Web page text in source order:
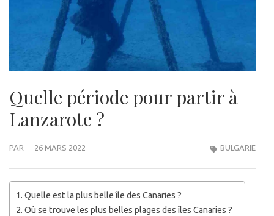
Quelle période pour partir à
Lanzarote ?
PAR 26 MARS 2022 BULGARIE
Quelle est la plus belle île des Canaries ?
Où se trouve les plus belles plages des îles Canaries ?